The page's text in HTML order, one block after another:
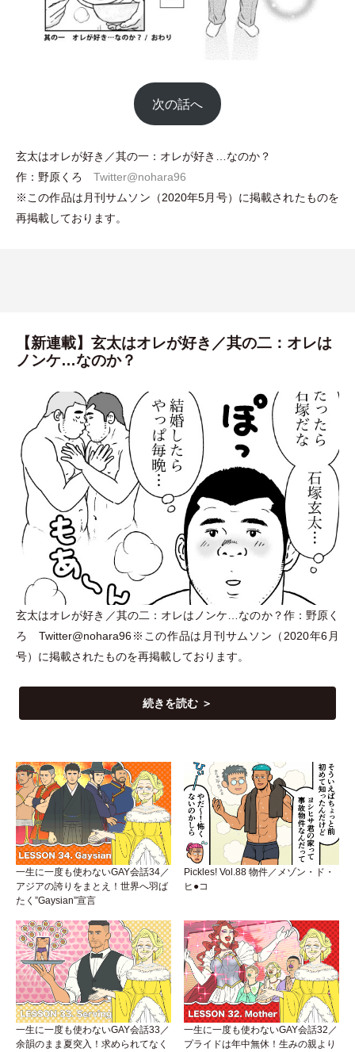
次の話へ
玄太はオレが好き／其の一：オレが好き…なのか？
作：野原くろ Twitter@nohara96
※この作品は月刊サムソン （2020年5月号） に掲載されたものを
再掲載しております。
【新連載】玄太はオレが好き／其の二：オレは
ノンケ…なのか？
玄太はオレが好き／其の二：オレはノンケ…なのか？作：野原く
ろ Twitter@nohara96※この作品は月刊サムソン （ 2020年6月
号） に掲載されたものを再掲載しております。
続きを読む ＞
一生に一度も使わないGAY会話34／
アジアの誇りをまとえ！世界へ羽ば
たく”Gaysian”宣言
Pickles! Vol.88 物件／メゾン・ド・
ヒ●コ
一生に一度も使わないGAY会話33／
余韻のまま夏突入！求められてなく
一生に一度も使わないGAY会話32／
プライドは年中無休！生みの親より